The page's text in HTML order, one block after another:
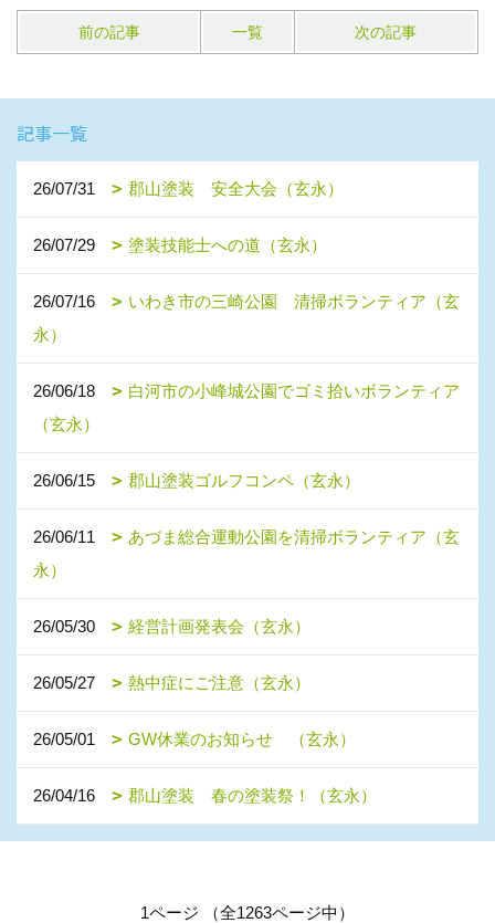
前の記事 一覧 次の記事
記事一覧
26/07/31 郡山塗装 安全大会（玄永）
26/07/29 塗装技能士への道（玄永）
26/07/16
いわき市の三崎公園 清掃ボランティア（玄
永）
26/06/18
白河市の小峰城公園でゴミ拾いボランティア
（玄永）
26/06/15 郡山塗装ゴルフコンペ（玄永）
26/06/11
あづま総合運動公園を清掃ボランティア（玄
永）
26/05/30 経営計画発表会（玄永）
26/05/27 熱中症にご注意（玄永）
26/05/01 GW休業のお知らせ （玄永）
26/04/16 郡山塗装 春の塗装祭！（玄永）
1ページ （全1263ページ中）